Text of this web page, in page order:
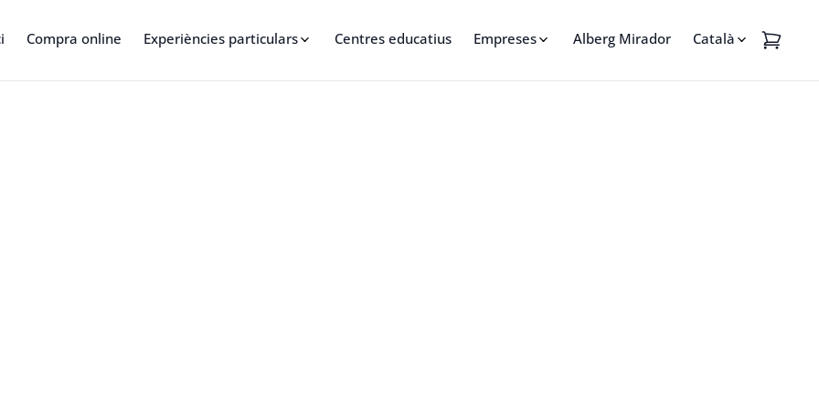
Compra online Experiències particulars Centres educatius Empreses Alberg Mirador Català